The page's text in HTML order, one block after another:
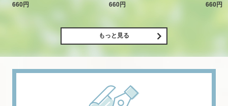
660円
660円
660円
もっと見る